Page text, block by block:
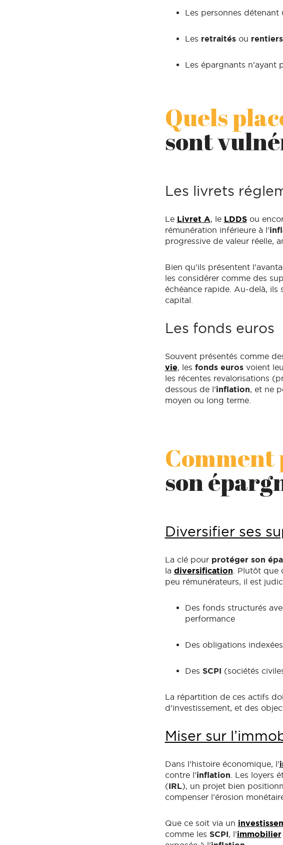
Les personnes
Les retraitésou rentiers
Les épargnants n’ayant
Quels
sont
Les livrets
Le Livret A, le LDDSou
rémunération inférieure à l’
progressive de valeur réelle,
Bien qu’ils présentent
les considérer comme des
échéance rapide. Au-delà,
capital.
Les fonds euros
Souvent présentés comme
vie, les fonds eurosvoient
les récentes revalorisations
dessous de l’inflation, et ne
moyen ou long terme.
son
Diversifier ses
La clé pour protéger son
la diversification . Plutôt
peu rémunérateurs, il est
Des fonds structurés
performance
Des obligations indexées
Des SCPI (sociétés
La répartition de ces actifs
d’investissement, et des
Miser sur
Dans l’histoire économique, l’
contre l’inflation . Les loyers
(IRL), un projet bien
compenser l’érosion
Que ce soit via un
comme les SCPI, l’immobilier